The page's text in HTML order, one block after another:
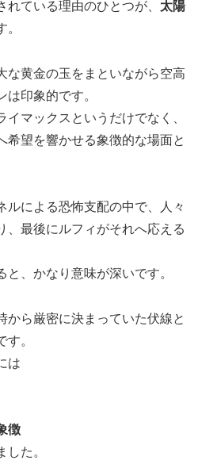
ている理由のひとつが、 太陽
。
な黄金の玉をまといながら空高
は印象的です。
マックスというだけでなく、
希望を響かせる象徴的な場面と
ルによる恐怖支配の中で、人々
、最後にルフィがそれへ応える
、かなり意味が深いです。
から厳密に決まっていた伏線と
。
は
徴
た。